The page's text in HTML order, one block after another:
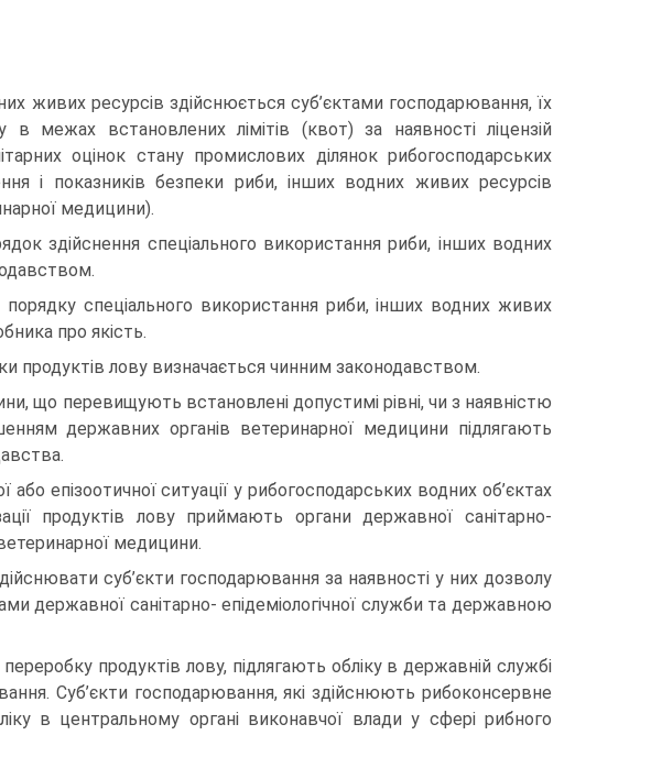
живих ресурсів здійснюється суб’єктами господарювання, їх
межах встановлених лімітів (квот) за наявності ліцензій
оцінок стану промислових ділянок рибогосподарських
і показників безпеки риби, інших водних живих ресурсів
медицини).
здійснення спеціального використання риби, інших водних
спеціального використання риби, інших водних живих
про якість.
продуктів лову визначається чинним законодавством.
що перевищують встановлені допустимі рівні, чи з наявністю
державних органів ветеринарної медицини підлягають
або епізоотичної ситуації у рибогосподарських водних об’єктах
продуктів лову приймають органи державної санітарно-
медицини.
суб’єкти господарювання за наявності у них дозволу
державної санітарно- епідеміологічної служби та державною
продуктів лову, підлягають обліку в державній службі
Суб’єкти господарювання, які здійснюють рибоконсервне
в центральному органі виконавчої влади у сфері рибного